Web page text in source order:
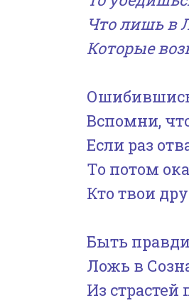
Что лишь в
Которые
Вспомни,
Если раз
То потом
Кто твои
Быть
Ложь в
Из